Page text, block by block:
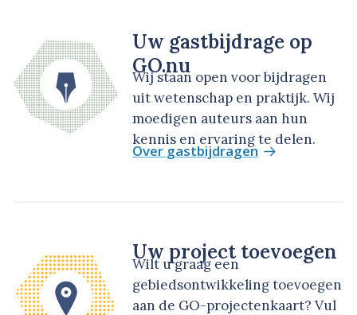
Uw gastbijdrage op
GO.nu
Wij staan open voor bijdragen
uit wetenschap en praktijk. Wij
moedigen auteurs aan hun
kennis en ervaring te delen.
Over gastbijdragen
Uw project toevoegen
Wilt u graag een
gebiedsontwikkeling toevoegen
aan de GO-projectenkaart? Vul